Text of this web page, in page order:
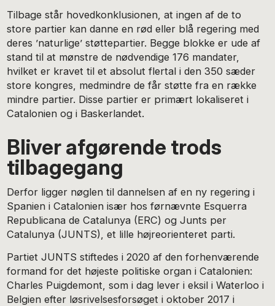
Tilbage står hovedkonklusionen, at ingen af de to
store partier kan danne en rød eller blå regering med
deres ’naturlige’ støttepartier. Begge blokke er ude af
stand til at mønstre de nødvendige 176 mandater,
hvilket er kravet til et absolut flertal i den 350 sæder
store kongres, medmindre de får støtte fra en række
mindre partier. Disse partier er primært lokaliseret i
Catalonien og i Baskerlandet.
Bliver afgørende trods
tilbagegang
Derfor ligger nøglen til dannelsen af en ny regering i
Spanien i Catalonien især hos førnævnte Esquerra
Republicana de Catalunya (ERC) og Junts per
Catalunya (JUNTS), et lille højreorienteret parti.
Partiet JUNTS stiftedes i 2020 af den forhenværende
formand for det højeste politiske organ i Catalonien:
Charles Puigdemont, som i dag lever i eksil i Waterloo i
Belgien efter løsrivelsesforsøget i oktober 2017 i